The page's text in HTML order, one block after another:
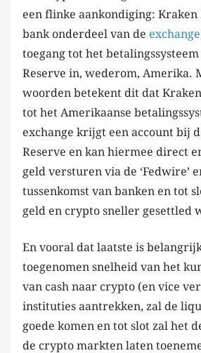
een flinke aankondiging: Kraken
bank onderdeel van de exchange
toegang tot het
Reserve in, wederom, Amerika.
woorden betekent dit dat
tot het Amerikaanse
exchange krijgt een account bij
Reserve en kan hiermee direct
geld versturen via de ‘Fedwire’
tussenkomst van banken en tot
geld en crypto sneller gesettled
En vooral dat laatste is
toegenomen snelheid van het
van cash naar crypto (en vice
instituties aantrekken, zal de
goede komen en tot slot zal het
de crypto markten laten